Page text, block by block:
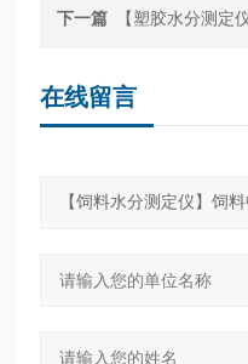
下一篇 【塑胶水分测定
在线留言